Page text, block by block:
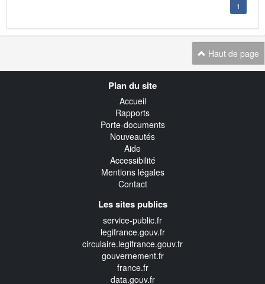
1
Haut de page
Plan du site
Accueil
Rapports
Porte-documents
Nouveautés
Aide
Accessibilité
Mentions légales
Contact
Les sites publics
service-public.fr
legifrance.gouv.fr
circulaire.legifrance.gouv.fr
gouvernement.fr
france.fr
data.gouv.fr